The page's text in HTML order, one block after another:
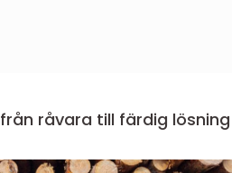
Kabeltillverkning från råvara till färdig lösning